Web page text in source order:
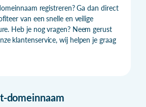
registreren? Ga dan direct
van een snelle en veilige
Heb je nog vragen? Neem gerust
klantenservice, wij helpen je graag
domeinnaam